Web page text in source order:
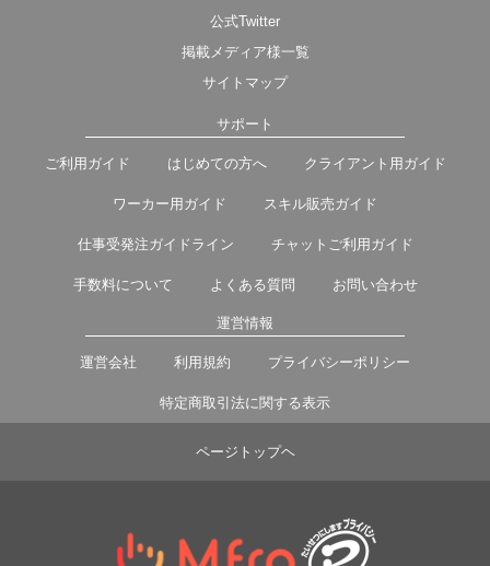
公式Twitter
掲載メディア様一覧
サイトマップ
サポート
ご利用ガイド はじめての方へ クライアント用ガイド
ワーカー用ガイド スキル販売ガイド
仕事受発注ガイドライン チャットご利用ガイド
手数料について よくある質問 お問い合わせ
運営情報
運営会社 利用規約 プライバシーポリシー
特定商取引法に関する表示
ページトップヘ